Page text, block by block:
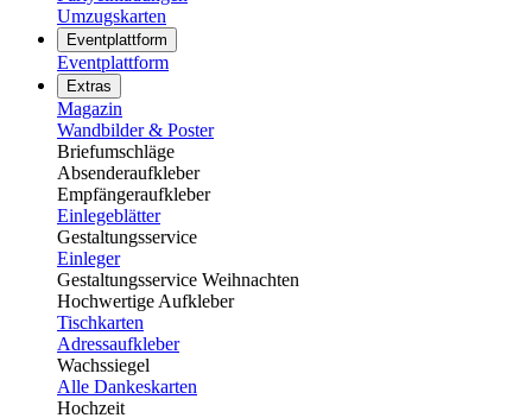
Umzugskarten
Eventplattform
Eventplattform
Extras
Magazin
Wandbilder & Poster
Briefumschläge
Absenderaufkleber
Empfängeraufkleber
Einlegeblätter
Gestaltungsservice
Einleger
Gestaltungsservice Weihnachten
Hochwertige Aufkleber
Tischkarten
Adressaufkleber
Wachssiegel
Alle Dankeskarten
Hochzeit